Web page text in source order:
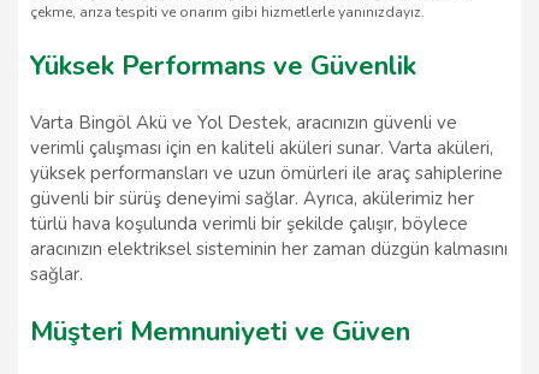
çekme, arıza tespiti ve onarım gibi hizmetlerle yanınızdayız.
Yüksek Performans ve Güvenlik
Varta Bingöl Akü ve Yol Destek, aracınızın güvenli ve
verimli çalışması için en kaliteli aküleri sunar. Varta aküleri,
yüksek performansları ve uzun ömürleri ile araç sahiplerine
güvenli bir sürüş deneyimi sağlar. Ayrıca, akülerimiz her
türlü hava koşulunda verimli bir şekilde çalışır, böylece
aracınızın elektriksel sisteminin her zaman düzgün kalmasını
sağlar.
Müşteri Memnuniyeti ve Güven